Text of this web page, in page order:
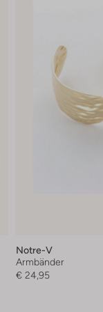
Notre-V
Armbänder
€ 24,95